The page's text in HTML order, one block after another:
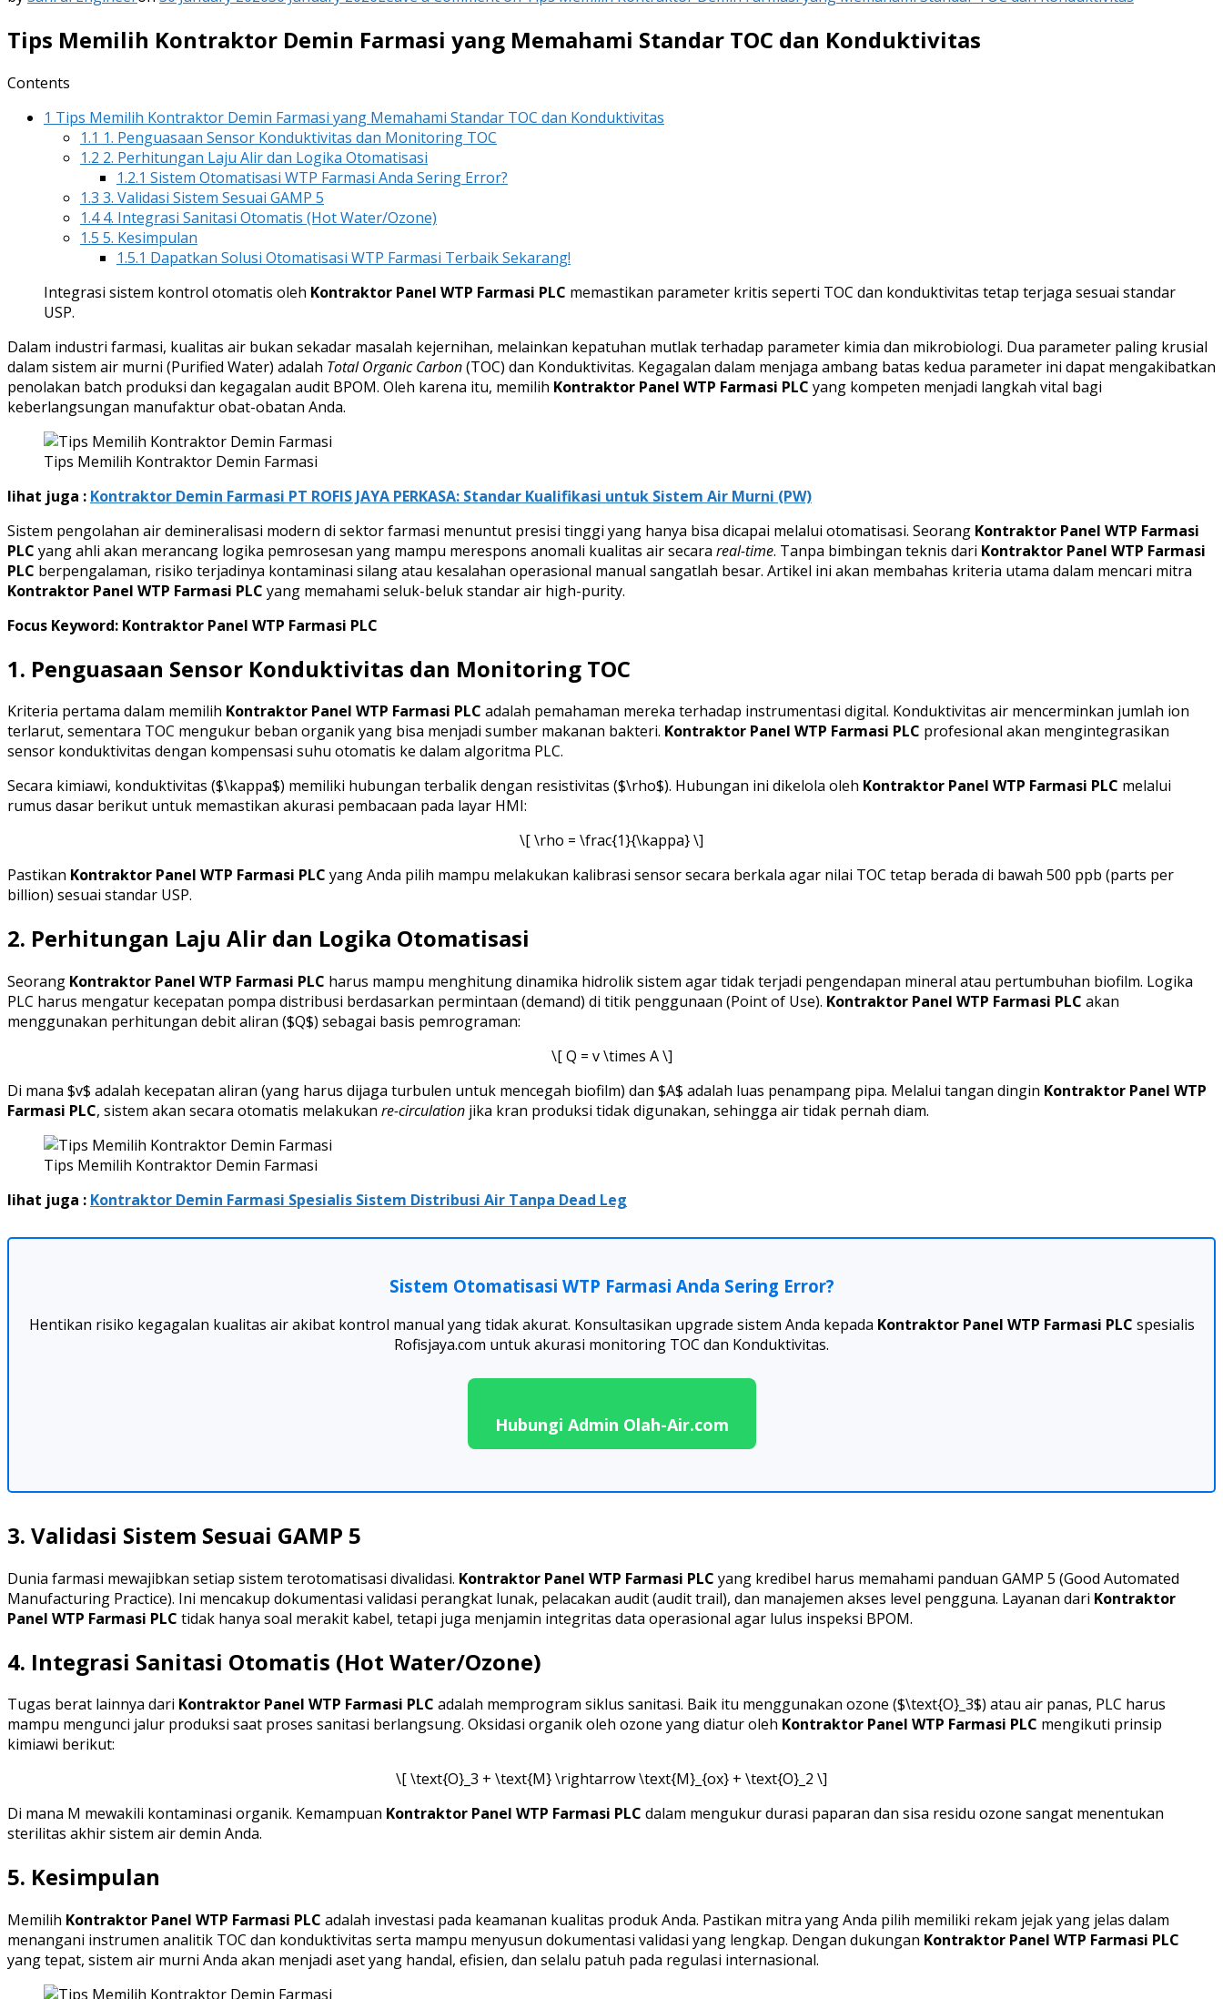
Tips Memilih Kontraktor Demin Farmasi yang Memahami Standar TOC dan Konduktivitas
Contents
1 Tips Memilih Kontraktor Demin Farmasi yang Memahami Standar TOC dan Konduktivitas
1.1 1. Penguasaan Sensor Konduktivitas dan Monitoring TOC
1.2 2. Perhitungan Laju Alir dan Logika Otomatisasi
1.2.1 Sistem Otomatisasi WTP Farmasi Anda Sering Error?
1.3 3. Validasi Sistem Sesuai GAMP 5
1.44. Integrasi Sanitasi Otomatis (Hot Water/Ozone)
1.5 5. Kesimpulan
1.5.1 Dapatkan Solusi Otomatisasi WTP Farmasi Terbaik Sekarang!
Integrasi sistem kontrol otomatis oleh Kontraktor Panel WTP Farmasi PLC memastikan parameter kritis seperti TOC dan konduktivitas tetap terjaga sesuai standar
USP.
Dalam industri farmasi, kualitas air bukan sekadar masalah kejernihan, melainkan kepatuhan mutlak terhadap parameter kimia dan mikrobiologi. Dua parameter paling krusial
dalam sistem air murni (Purified Water) adalah Total Organic Carbon(TOC) dan Konduktivitas. Kegagalan dalam menjaga ambang batas kedua parameter ini dapat mengakibatkan
penolakan batch produksi dan kegagalan audit BPOM. Oleh karena itu, memilih Kontraktor Panel WTP Farmasi PLC yang kompeten menjadi langkah vital bagi
keberlangsungan manufaktur obat-obatan Anda.
Tips Memilih Kontraktor Demin Farmasi
lihat juga : Kontraktor Demin Farmasi PT ROFIS JAYA PERKASA: Standar Kualifikasi untuk Sistem Air Murni (PW)
Sistem pengolahan air demineralisasi modern di sektor farmasi menuntut presisi tinggi yang hanya bisa dicapai melalui otomatisasi. Seorang Kontraktor Panel WTP Farmasi
PLC yang ahli akan merancang logika pemrosesan yang mampu merespons anomali kualitas air secara real-time. Tanpa bimbingan teknis dari Kontraktor Panel WTP Farmasi
PLC berpengalaman, risiko terjadinya kontaminasi silang atau kesalahan operasional manual sangatlah besar. Artikel ini akan membahas kriteria utama dalam mencari mitra
Kontraktor Panel WTP Farmasi PLC yang memahami seluk-beluk standar air high-purity.
Focus Keyword: Kontraktor Panel WTP Farmasi PLC
1. Penguasaan Sensor Konduktivitas dan Monitoring TOC
Kriteria pertama dalam memilih Kontraktor Panel WTP Farmasi PLC adalah pemahaman mereka terhadap instrumentasi digital. Konduktivitas air mencerminkan jumlah ion
terlarut, sementara TOC mengukur beban organik yang bisa menjadi sumber makanan bakteri. Kontraktor Panel WTP Farmasi PLC profesional akan mengintegrasikan
sensor konduktivitas dengan kompensasi suhu otomatis ke dalam algoritma PLC.
Secara kimiawi, konduktivitas ($\kappa$) memiliki hubungan terbalik dengan resistivitas ($\rho$). Hubungan ini dikelola oleh Kontraktor Panel WTP Farmasi PLC melalui
rumus dasar berikut untuk memastikan akurasi pembacaan pada layar HMI:
\[ \rho = \frac{1}{\kappa} \]
Pastikan Kontraktor Panel WTP Farmasi PLC yang Anda pilih mampu melakukan kalibrasi sensor secara berkala agar nilai TOC tetap berada di bawah 500 ppb (parts per
billion) sesuai standar USP.
2. Perhitungan Laju Alir dan Logika Otomatisasi
Seorang Kontraktor Panel WTP Farmasi PLC harus mampu menghitung dinamika hidrolik sistem agar tidak terjadi pengendapan mineral atau pertumbuhan biofilm. Logika
PLC harus mengatur kecepatan pompa distribusi berdasarkan permintaan (demand) di titik penggunaan (Point of Use). Kontraktor Panel WTP Farmasi PLC akan
menggunakan perhitungan debit aliran ($Q$) sebagai basis pemrograman:
\[ Q = v \times A \]
Di mana $v$ adalah kecepatan aliran (yang harus dijaga turbulen untuk mencegah biofilm) dan $A$ adalah luas penampang pipa. Melalui tangan dingin Kontraktor Panel WTP
Farmasi PLC, sistem akan secara otomatis melakukan re-circulation jika kran produksi tidak digunakan, sehingga air tidak pernah diam.
Tips Memilih Kontraktor Demin Farmasi
lihat juga : Kontraktor Demin Farmasi Spesialis Sistem Distribusi Air Tanpa Dead Leg
Sistem Otomatisasi WTP Farmasi Anda Sering Error?
Hentikan risiko kegagalan kualitas air akibat kontrol manual yang tidak akurat. Konsultasikan upgrade sistem Anda kepada Kontraktor Panel WTP Farmasi PLC spesialis
Rofisjaya.com untuk akurasi monitoring TOC dan Konduktivitas.
Hubungi Admin Olah-Air.com
3. Validasi Sistem Sesuai GAMP 5
Dunia farmasi mewajibkan setiap sistem terotomatisasi divalidasi. Kontraktor Panel WTP Farmasi PLC yang kredibel harus memahami panduan GAMP 5 (Good Automated
Manufacturing Practice). Ini mencakup dokumentasi validasi perangkat lunak, pelacakan audit (audit trail), dan manajemen akses level pengguna. Layanan dari Kontraktor
Panel WTP Farmasi PLC tidak hanya soal merakit kabel, tetapi juga menjamin integritas data operasional agar lulus inspeksi BPOM.
4. Integrasi Sanitasi Otomatis (Hot Water/Ozone)
Tugas berat lainnya dari Kontraktor Panel WTP Farmasi PLC adalah memprogram siklus sanitasi. Baik itu menggunakan ozone ($\text{O}_3$) atau air panas, PLC harus
mampu mengunci jalur produksi saat proses sanitasi berlangsung. Oksidasi organik oleh ozone yang diatur oleh Kontraktor Panel WTP Farmasi PLC mengikuti prinsip
kimiawi berikut:
\[ \text{O}_3 + \text{M} \rightarrow \text{M}_{ox} + \text{O}_2 \]
Di mana M mewakili kontaminasi organik. Kemampuan Kontraktor Panel WTP Farmasi PLC dalam mengukur durasi paparan dan sisa residu ozone sangat menentukan
sterilitas akhir sistem air demin Anda.
5. Kesimpulan
Memilih Kontraktor Panel WTP Farmasi PLC adalah investasi pada keamanan kualitas produk Anda. Pastikan mitra yang Anda pilih memiliki rekam jejak yang jelas dalam
menangani instrumen analitik TOC dan konduktivitas serta mampu menyusun dokumentasi validasi yang lengkap. Dengan dukungan Kontraktor Panel WTP Farmasi PLC
yang tepat, sistem air murni Anda akan menjadi aset yang handal, efisien, dan selalu patuh pada regulasi internasional.